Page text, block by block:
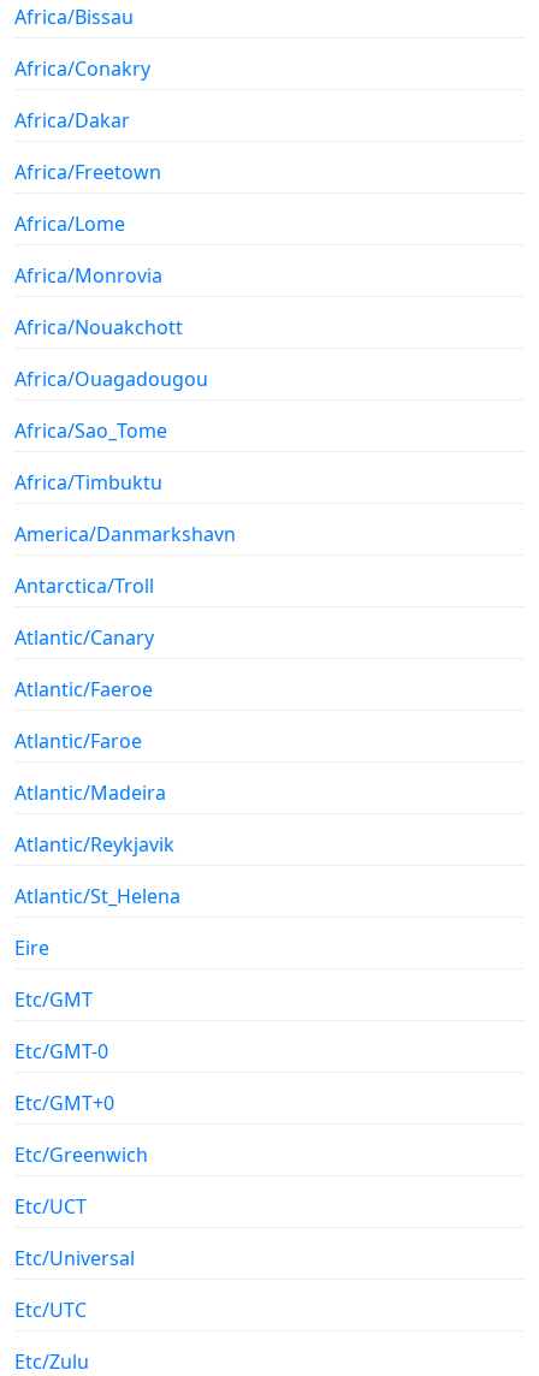
Africa/Bissau
Africa/Conakry
Africa/Dakar
Africa/Freetown
Africa/Lome
Africa/Monrovia
Africa/Nouakchott
Africa/Ouagadougou
Africa/Sao_Tome
Africa/Timbuktu
America/Danmarkshavn
Antarctica/Troll
Atlantic/Canary
Atlantic/Faeroe
Atlantic/Faroe
Atlantic/Madeira
Atlantic/Reykjavik
Atlantic/St_Helena
Eire
Etc/GMT
Etc/GMT-0
Etc/GMT+0
Etc/Greenwich
Etc/UCT
Etc/Universal
Etc/UTC
Etc/Zulu